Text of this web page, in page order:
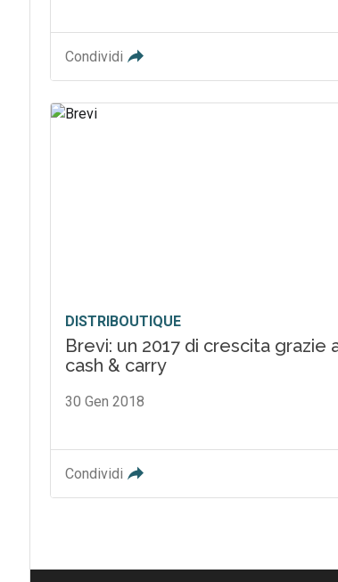
Condividi
DISTRIBOUTIQUE
Brevi: un 2017 di crescita grazie
cash & carry
30 Gen 2018
Condividi